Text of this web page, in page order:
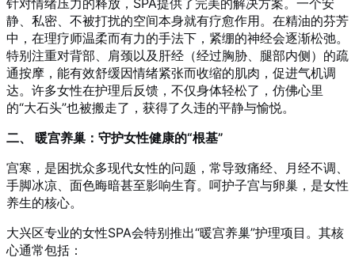
静、私密、不被打扰的空间本身就有疗愈作用。在精油的芬芳
中，在理疗师温柔而有力的手法下，紧绷的神经会逐渐松弛。
特别注重对背部、肩颈以及肝经（经过胸胁、腿部内侧）的疏
通按摩，能有效舒缓因情绪紧张而收缩的肌肉，促进气机调
达。许多女性在护理后反馈，不仅身体轻松了，仿佛心里
的“大石头”也被搬走了，获得了久违的平静与愉悦。
二、 暖宫养巢：守护女性健康的“根基”
宫寒，是困扰众多现代女性的问题，常导致痛经、月经不调、
手脚冰凉、面色晦暗甚至影响生育。呵护子宫与卵巢，是女性
养生的核心。
大兴区专业的女性SPA会特别推出“暖宫养巢”护理项目。其核
心通常包括：